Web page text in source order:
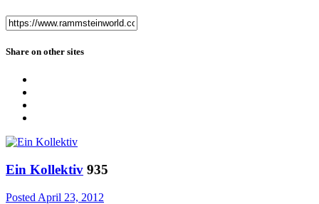
Share on other sites
Ein Kollektiv 935
Posted April 23, 2012